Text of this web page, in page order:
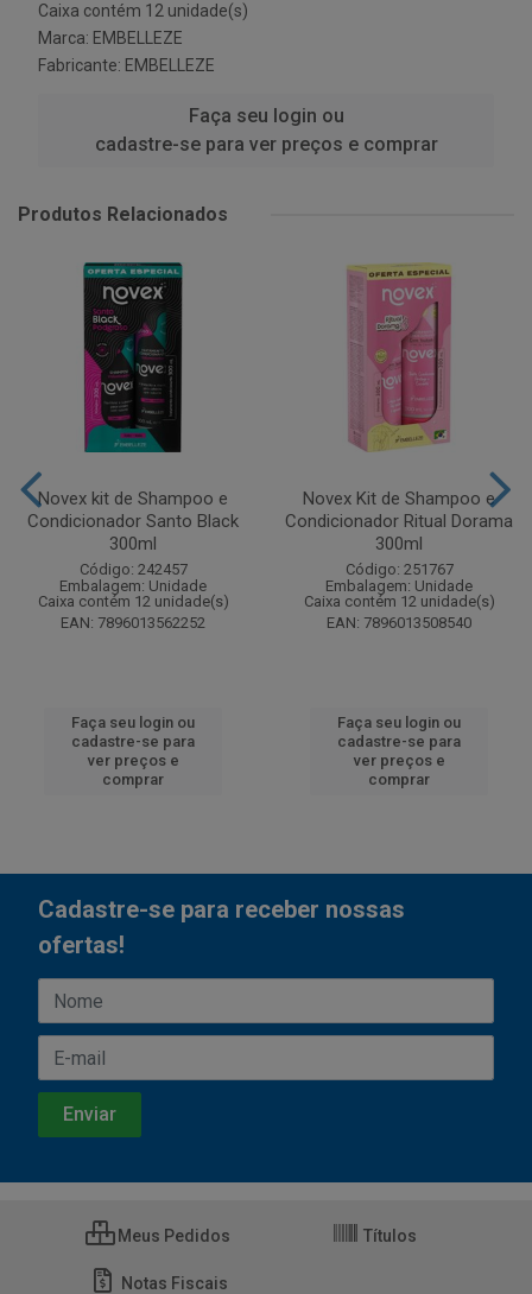
Caixa contém 12 unidade(s)
Marca: EMBELLEZE
Fabricante: EMBELLEZE
Faça seu login ou
cadastre-se para ver preços e comprar
Produtos Relacionados
Novex kit de Shampoo e
Condicionador Santo Black
300ml
Código: 242457
Embalagem: Unidade
Caixa contém 12 unidade(s)
EAN: 7896013562252
Faça seu login ou
cadastre-se para
ver preços e
comprar
Novex Kit de Shampoo e
Condicionador Ritual Dorama
300ml
Código: 251767
Embalagem: Unidade
Caixa contém 12 unidade(s)
EAN: 7896013508540
Faça seu login ou
cadastre-se para
ver preços e
comprar
Cadastre-se para receber nossas
ofertas!
Meus Pedidos Títulos
Notas Fiscais